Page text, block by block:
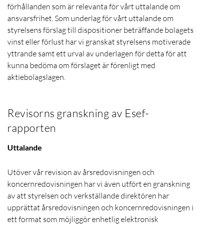
förhållanden som är relevanta för vårt uttalande om
ansvarsfrihet. Som underlag för vårt uttalande om
styrelsens förslag till dispositioner beträffande bolagets
vinst eller förlust har vi granskat styrelsens motiverade
yttrande samt ett urval av underlagen för detta för att
kunna bedöma om förslaget är förenligt med
aktiebolagslagen.
Revisorns granskning av Esef-
rapporten
Uttalande
Utöver vår revision av årsredovisningen och
koncernredovisningen har vi även utfört en granskning
av att styrelsen och verkställande direktören har
upprättat årsredovisningen och koncernredovisningen i
ett format som möjliggör enhetlig elektronisk